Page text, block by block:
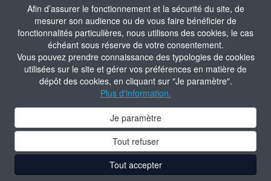
Afin d’assurer le fonctionnement et la sécurité du site, de
mesurer son audience ou de vous faire bénéficier de
fonctionnalités particulières, nous utilisons des cookies, le cas
échéant sous réserve de votre consentement.
Vous pouvez prendre connaissance des typologies de cookies
utilisées sur le site et gérer vos préférences en matière de
dépôt des cookies, en cliquant sur "Je paramètre".
Plus d'information.
Je paramètre
Tout refuser
Tout accepter